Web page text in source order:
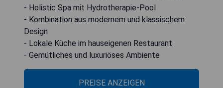
- Holistic Spa mit Hydrotherapie-Pool
- Kombination aus modernem und klassischem
Design
- Lokale Küche im hauseigenen Restaurant
- Gemütliches und luxuriöses Ambiente
PREISE ANZEIGEN